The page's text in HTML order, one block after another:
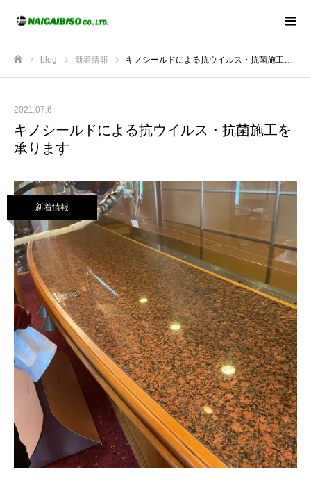
blog 新着情報 キノシールドによる抗ウイルス・抗菌施工を承ります
2021.07.6
キノシールドによる抗ウイルス・抗菌施工を
承ります
新着情報